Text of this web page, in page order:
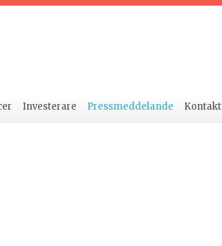
Investerare Pressmeddelande Kontakt